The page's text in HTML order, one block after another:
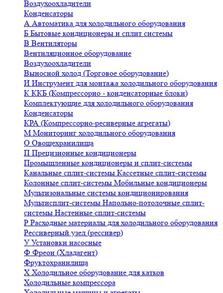
Воздухоохладители
Конденсаторы
А Автоматика для холодильного оборудования
Б Бытовые кондиционеры и сплит системы
В Вентиляторы
Вентиляционное оборудование
Воздухоохладители
Выносной холод (Торговое оборудование)
И Инструмент для монтажа холодильного оборудования
К ККБ (Компрессорно - конденсаторные блоки)
Комплектующие для холодильного оборудования
Конденсаторы
КРА (Компрессорно-ресиверные агрегаты)
М Мониторинг холодильного оборудования
О Овощехранилища
П Прецизионные кондиционеры
Промышленные кондиционеры и сплит-системы
Канальные сплит-системы Кассетные сплит-системы
Колонные сплит-системы Мобильные кондиционеры
Мультизональные системы кондиционирования
Мультисплит-системы Напольно-потолочные сплит-
системы Настенные сплит-системы
Р Расходные материалы для холодильного оборудования
Рессиверный узел (рессивер)
У Установки насосные
Ф Фреон (Хладагент)
Фруктохранилища
Х Холодильное оборудование для катков
Холодильные компрессора